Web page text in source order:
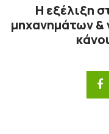
Η εξέλιξη
μηχανημάτων &